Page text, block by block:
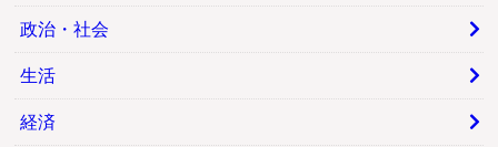
政治・社会
生活
経済